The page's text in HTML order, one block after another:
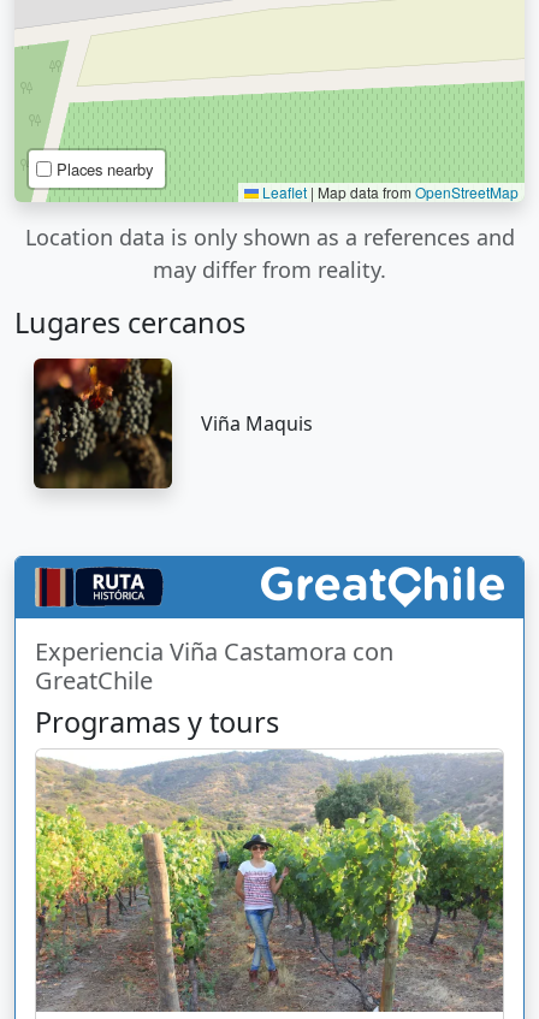
Places nearby
Leaflet | Map data fromOpenStreetMap
Location data is only shown as a references and
may differ from reality.
Lugares cercanos
Viña Maquis
Experiencia Viña Castamora con
GreatChile
Programas y tours